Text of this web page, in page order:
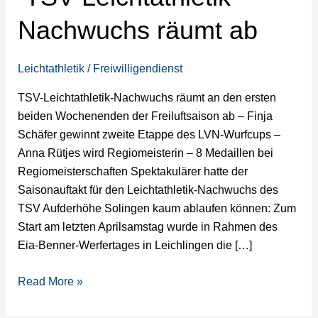
Nachwuchs räumt ab
Leichtathletik / Freiwilligendienst
TSV-Leichtathletik-Nachwuchs räumt an den ersten
beiden Wochenenden der Freiluftsaison ab – Finja
Schäfer gewinnt zweite Etappe des LVN-Wurfcups –
Anna Rütjes wird Regiomeisterin – 8 Medaillen bei
Regiomeisterschaften Spektakulärer hatte der
Saisonauftakt für den Leichtathletik-Nachwuchs des
TSV Aufderhöhe Solingen kaum ablaufen können: Zum
Start am letzten Aprilsamstag wurde in Rahmen des
Eia-Benner-Werfertages in Leichlingen die […]
räumt
ab
Read More »